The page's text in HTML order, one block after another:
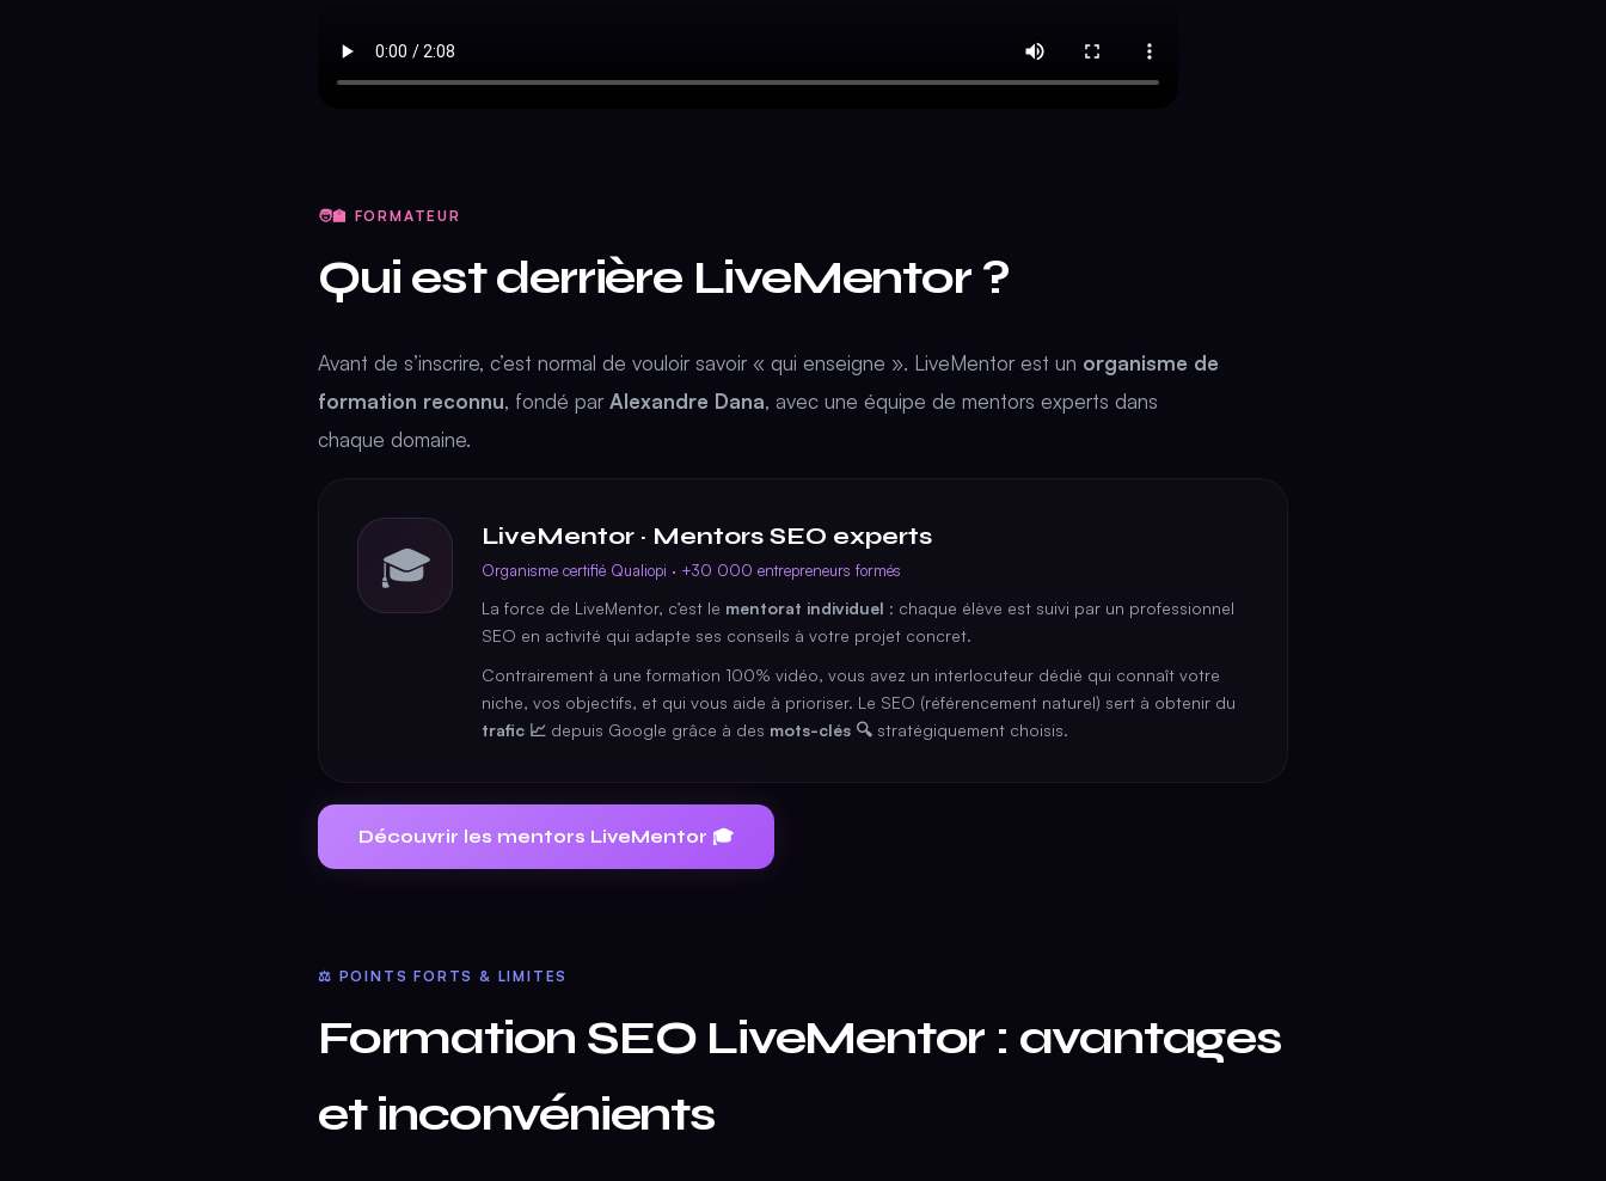
🧑‍🏫 FORMATEUR
Qui est derrière LiveMentor ?
Avant de s’inscrire, c’est normal de vouloir savoir « qui enseigne ». LiveMentor est un organisme de
formation reconnu, fondé par Alexandre Dana, avec une équipe de mentors experts dans
chaque domaine.
🎓
LiveMentor · Mentors SEO experts
Organisme certifié Qualiopi · +30 000 entrepreneurs formés
La force de LiveMentor, c’est le mentorat individuel : chaque élève est suivi par un professionnel
SEO en activité qui adapte ses conseils à votre projet concret.
Contrairement à une formation 100% vidéo, vous avez un interlocuteur dédié qui connaît votre
niche, vos objectifs, et qui vous aide à prioriser. Le SEO (référencement naturel) sert à obtenir du
trafic 📈 depuis Google grâce à des mots-clés 🔍 stratégiquement choisis.
Découvrir les mentors LiveMentor 🎓
⚖️ POINTS FORTS & LIMITES
Formation SEO LiveMentor : avantages
et inconvénients